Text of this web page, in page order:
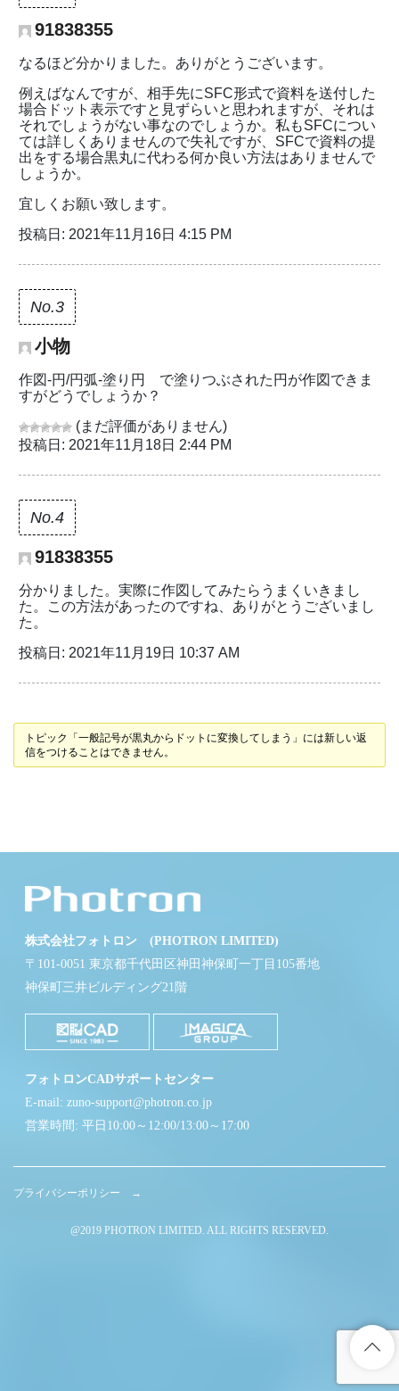
91838355
なるほど分かりました。ありがとうございます。
例えばなんですが、相手先にSFC形式で資料を送付した
場合ドット表示ですと見ずらいと思われますが、それは
それでしょうがない事なのでしょうか。私もSFCについ
ては詳しくありませんので失礼ですが、SFCで資料の提
出をする場合黒丸に代わる何か良い方法はありませんで
しょうか。
宜しくお願い致します。
投稿日: 2021年11月16日 4:15 PM
No.3
小物
作図-円/円弧-塗り円 で塗りつぶされた円が作図できま
すがどうでしょうか？
(まだ評価がありません)
投稿日: 2021年11月18日 2:44 PM
No.4
91838355
分かりました。実際に作図してみたらうまくいきまし
た。この方法があったのですね、ありがとうございまし
た。
投稿日: 2021年11月19日 10:37 AM
トピック「一般記号が黒丸からドットに変換してしまう」には新しい返
信をつけることはできません。
株式会社フォトロン (PHOTRON LIMITED)
〒101-0051 東京都千代田区神田神保町一丁目105番地
神保町三井ビルディング21階
フォトロンCADサポートセンター
E-mail: zuno-support@photron.co.jp
営業時間: 平日10:00～12:00/13:00～17:00
プライバシーポリシー →
@2019 PHOTRON LIMITED. ALL RIGHTS RESERVED.